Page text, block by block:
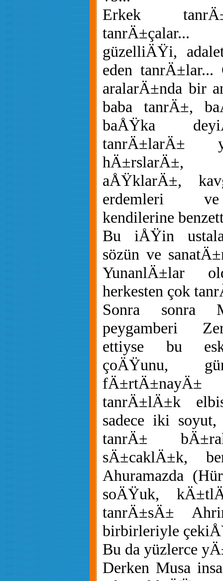
Erkek
güzelliÄŸi,
eden
aralarÄ±nda bir
baba tanrÄ±,
baÅŸka
tanrÄ±larÄ±
aÅŸklarÄ±,
erdemleri
kendilerine
Bu iÅŸin
sözün ve
YunanlÄ±lar
herkesten çok
Sonra sonra
peygamberi
ettiyse bu
çoÄŸunu,
tanrÄ±lÄ±k
sadece iki soyut,
tanrÄ±
sÄ±caklÄ±k,
Ahuramazda
soÄŸuk,
tanrÄ±sÄ±
birbirleriyle
Bu da yüzlerce
Derken Musa